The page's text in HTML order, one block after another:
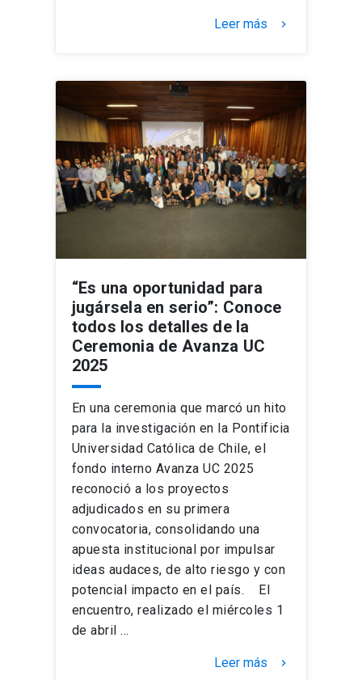
Leer más keyboard_arrow_right
“Es una oportunidad para
jugársela en serio”: Conoce
todos los detalles de la
Ceremonia de Avanza UC
2025
En una ceremonia que marcó un hito
para la investigación en la Pontificia
Universidad Católica de Chile, el
fondo interno Avanza UC 2025
reconoció a los proyectos
adjudicados en su primera
convocatoria, consolidando una
apuesta institucional por impulsar
ideas audaces, de alto riesgo y con
potencial impacto en el país. El
encuentro, realizado el miércoles 1
de abril …
Leer más keyboard_arrow_right